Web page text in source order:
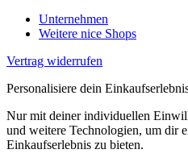
Unternehmen
Weitere nice Shops
Vertrag widerrufen
Personalisiere dein
Nur mit deiner individuellen
und weitere Technologien, um dir
Einkaufserlebnis zu bieten.